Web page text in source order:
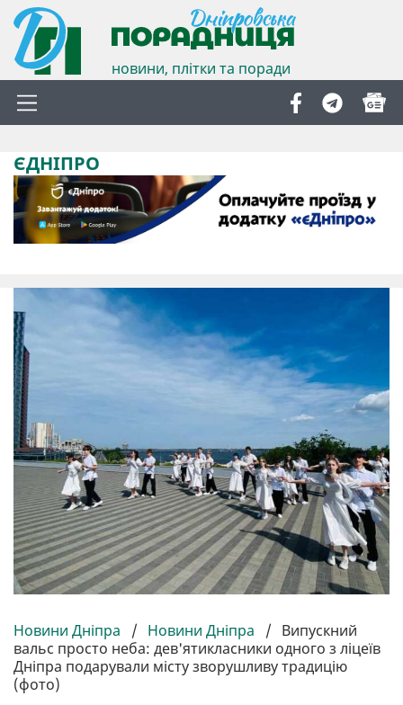
новини, плітки та поради
ЄДНІПРО
Новини Дніпра / Новини Дніпра / Випускний
вальс просто неба: дев'ятикласники одного з ліцеїв
Дніпра подарували місту зворушливу традицію
(фото)